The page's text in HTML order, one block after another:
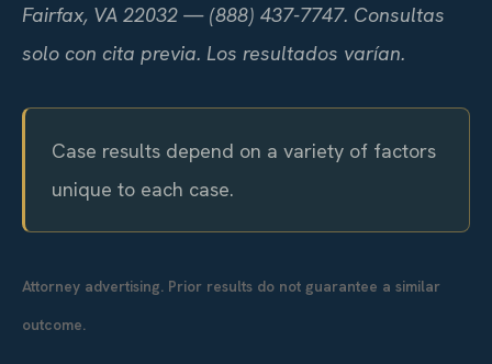
Fairfax, VA 22032 — (888) 437-7747. Consultas
solo con cita previa. Los resultados varían.
Case results depend on a variety of factors
unique to each case.
Attorney advertising. Prior results do not guarantee a similar
outcome.